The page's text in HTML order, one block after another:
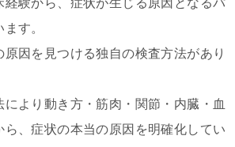
経験から、症状が生じる原因となるパ
す。
因を見つける独自の検査方法があり
により動き方・筋肉・関節・内臓・血
ら、症状の本当の原因を明確化してい